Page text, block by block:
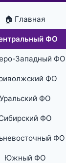
🏠 Главная
ФО
Западный ФО
ФО
Уральский ФО
ФО
ФО
Южный ФО